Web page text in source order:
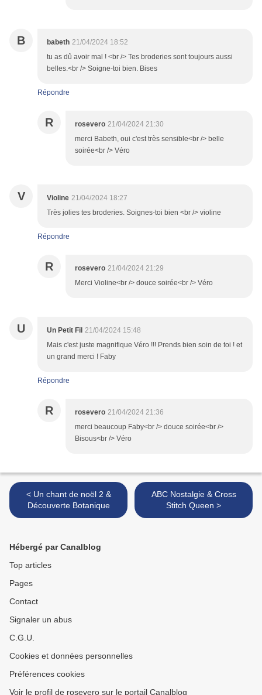
B babeth 21/04/2024 18:52
tu as dû avoir mal ! <br /> Tes broderies sont toujours aussi
belles.<br /> Soigne-toi bien. Bises
Répondre
R rosevero 21/04/2024 21:30
merci Babeth, oui c'est très sensible<br /> belle
soirée<br /> Véro
V Violine 21/04/2024 18:27
Très jolies tes broderies. Soignes-toi bien <br /> violine
Répondre
R rosevero 21/04/2024 21:29
Merci Violine<br /> douce soirée<br /> Véro
U Un Petit Fil 21/04/2024 15:48
Mais c'est juste magnifique Véro !!! Prends bien soin de toi ! et
un grand merci ! Faby
Répondre
R rosevero 21/04/2024 21:36
merci beaucoup Faby<br /> douce soirée<br />
Bisous<br /> Véro
< Un chant de noël 2 &
Découverte Botanique
ABC Nostalgie & Cross
Stitch Queen >
Hébergé par Canalblog
Top articles
Pages
Contact
Signaler un abus
C.G.U.
Cookies et données personnelles
Préférences cookies
Voir le profil de rosevero sur le portail Canalblog